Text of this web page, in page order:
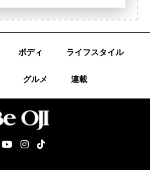
ボディ ライフスタイル
グルメ 連載